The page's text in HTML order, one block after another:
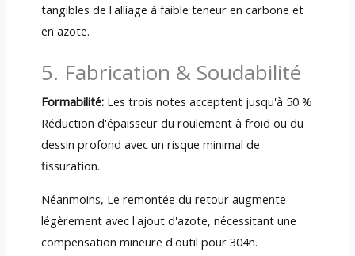
tangibles de l'alliage à faible teneur en carbone et
en azote.
5. Fabrication & Soudabilité
Formabilité:Les trois notes acceptent jusqu'à 50 %
Réduction d'épaisseur du roulement à froid ou du
dessin profond avec un risque minimal de
fissuration.
Néanmoins, Le remontée du retour augmente
légèrement avec l'ajout d'azote, nécessitant une
compensation mineure d'outil pour 304n.